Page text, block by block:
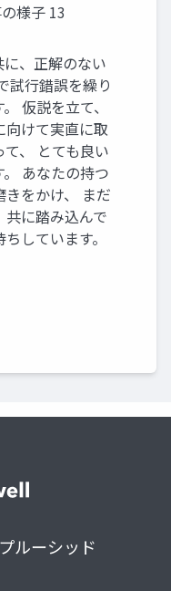
様子 13
、正解のない
試行錯誤を繰り
仮説を立て、
向けて実直に取
、 とても良い
あなたの持つ
をかけ、 まだ
に踏み込んで
しています。
ルーシッド